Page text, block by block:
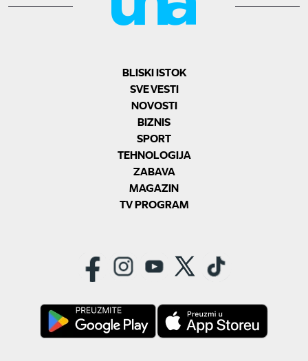
BLISKI ISTOK
SVE VESTI
NOVOSTI
BIZNIS
SPORT
TEHNOLOGIJA
ZABAVA
MAGAZIN
TV PROGRAM